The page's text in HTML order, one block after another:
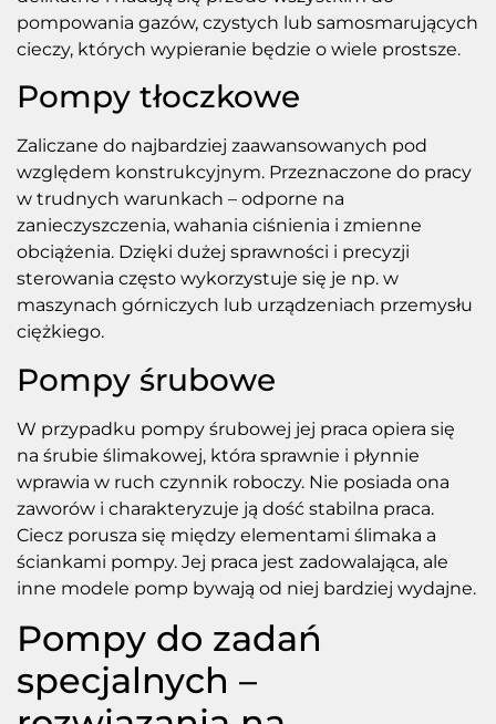
pompowania gazów, czystych lub samosmarujących
cieczy, których wypieranie będzie o wiele prostsze.
Pompy tłoczkowe
Zaliczane do najbardziej zaawansowanych pod
względem konstrukcyjnym. Przeznaczone do pracy
w trudnych warunkach – odporne na
zanieczyszczenia, wahania ciśnienia i zmienne
obciążenia. Dzięki dużej sprawności i precyzji
sterowania często wykorzystuje się je np. w
maszynach górniczych lub urządzeniach przemysłu
ciężkiego.
Pompy śrubowe
W przypadku pompy śrubowej jej praca opiera się
na śrubie ślimakowej, która sprawnie i płynnie
wprawia w ruch czynnik roboczy. Nie posiada ona
zaworów i charakteryzuje ją dość stabilna praca.
Ciecz porusza się między elementami ślimaka a
ściankami pompy. Jej praca jest zadowalająca, ale
inne modele pomp bywają od niej bardziej wydajne.
Pompy do zadań
specjalnych –